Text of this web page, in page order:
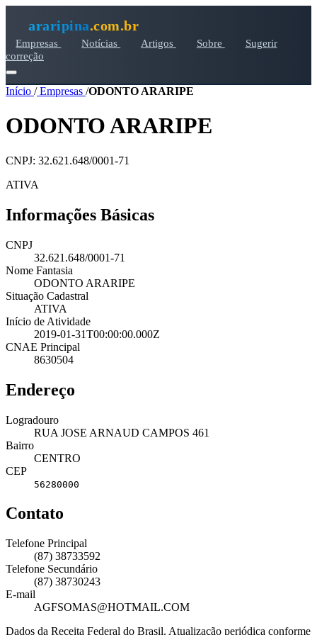
araripina.com.br
Empresas Notícias Artigos Sobre
Sugerir
correção
Início /Empresas /ODONTO ARARIPE
ODONTO ARARIPE
CNPJ: 32.621.648/0001-71
ATIVA
Informações Básicas
CNPJ
32.621.648/0001-71
Nome Fantasia
ODONTO ARARIPE
Situação Cadastral
ATIVA
Início de Atividade
2019-01-31T00:00:00.000Z
CNAE Principal
8630504
Endereço
Logradouro
RUA JOSE ARNAUD CAMPOS 461
Bairro
CENTRO
CEP
56280000
Contato
Telefone Principal
(87) 38733592
Telefone Secundário
(87) 38730243
E-mail
AGFSOMAS@HOTMAIL.COM
Dados da Receita Federal do Brasil. Atualização periódica conforme